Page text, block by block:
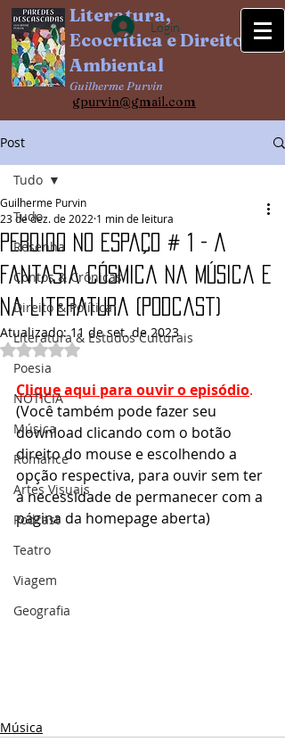
Literatura,
Ecocrítica e Direito
Ambiental
Guilherme Purvin
gpurvin@gmail.com
Login
Post
Tudo
Resenha
Contos & Crônicas
Direito & Política
Literatura & Estudos Culturais
Poesia
NOTICIA
Música
Romance
Artes Visuais
Podcast
Teatro
Viagem
Geografia
Tudo
Perdido no Espaço # 1 - A
fantasia cósmica na música e
na literatura (podcast)
Guilherme Purvin
23 de dez. de 2022 1 min de leitura
Atualizado:11 de set. de 2023
Avaliado com NaN de 5 estrelas.
Clique aqui para ouvir o episódio.
(Você também pode fazer seu
download clicando com o botão
direito do mouse e escolhendo a
opção respectiva, para ouvir sem ter
a necessidade de permanecer com a
página da homepage aberta)
Música